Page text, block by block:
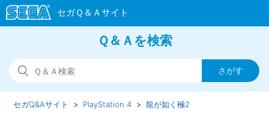
Ｑ＆Ａを検索
セガQ&Aサイト PlayStation 4 龍が如く極2